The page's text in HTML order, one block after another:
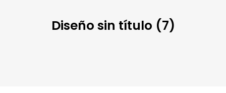
Diseño sin título (7)